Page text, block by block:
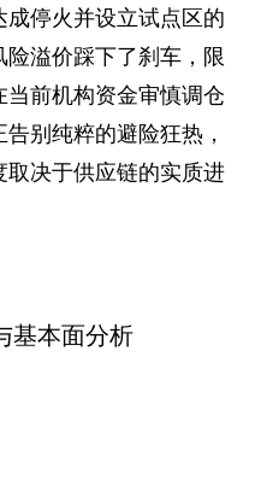
停火并设立试点区的
溢价踩下了刹车，限
前机构资金审慎调仓
别纯粹的避险狂热，
决于供应链的实质进
基本面分析